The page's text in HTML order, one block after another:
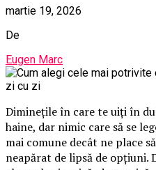
martie 19, 2026
De
Eugen Marc
Diminețile în care te uiți în
haine, dar nimic care să se
mai comune decât ne place
neapărat de lipsă de opțiuni.